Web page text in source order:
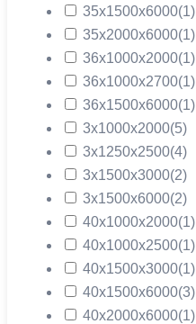
35х1500х6000(1)
35х2000х6000(1)
36х1000х2000(1)
36х1000х2700(1)
36х1500х6000(1)
3х1000х2000(5)
3х1250х2500(4)
3х1500х3000(2)
3х1500х6000(2)
40х1000х2000(1)
40х1000х2500(1)
40х1500х3000(1)
40х1500х6000(3)
40х2000х6000(1)